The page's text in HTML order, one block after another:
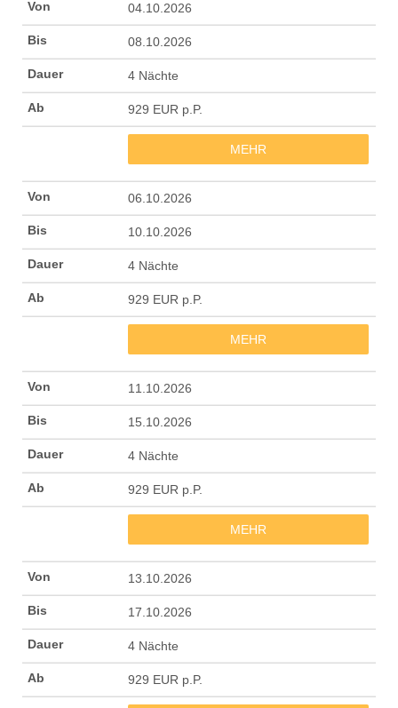
04.10.2026
08.10.2026
4 Nächte
929 EUR p.P.
MEHR
06.10.2026
10.10.2026
4 Nächte
929 EUR p.P.
MEHR
11.10.2026
15.10.2026
4 Nächte
929 EUR p.P.
MEHR
13.10.2026
17.10.2026
4 Nächte
929 EUR p.P.